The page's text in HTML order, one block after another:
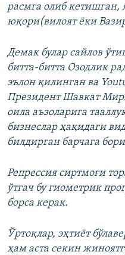
расмга олиб
юқори(вилоят ёки
Демак булар сайлов
битта-битта Озодлик
эълон қилинган ва
Президент Шавкат
оила аъзоларига
бизнеслар ҳақидаги
билдирган барчага
Репрессия сиртмоғи
ўтгач бу гиометрик
борса керак.
Ўртоқлар, эҳтиёт
ҳам аста секин